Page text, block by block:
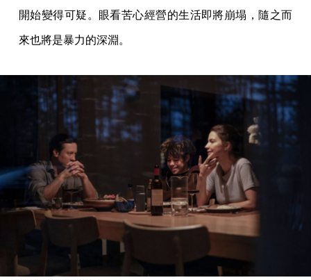
開始變得可疑。眼看苦心經營的生活即將崩塌，隨之而
來也將是暴力的深淵。